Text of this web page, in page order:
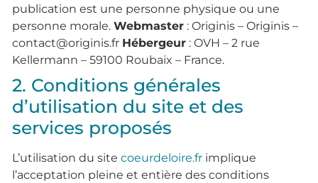
publication est une personne physique ou une
personne morale. Webmaster : Originis – Originis –
contact@originis.fr Hébergeur : OVH – 2 rue
Kellermann – 59100 Roubaix – France.
2. Conditions générales
d’utilisation du site et des
services proposés
L’utilisation du site coeurdeloire.fr implique
l’acceptation pleine et entière des conditions